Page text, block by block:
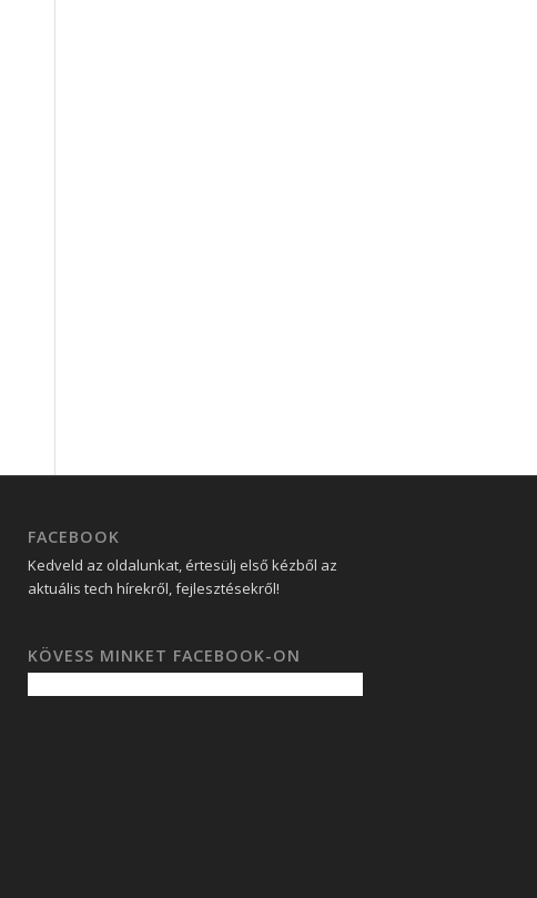
FACEBOOK
Kedveld az oldalunkat, értesülj első kézből az
aktuális tech hírekről, fejlesztésekről!
KÖVESS MINKET FACEBOOK-ON